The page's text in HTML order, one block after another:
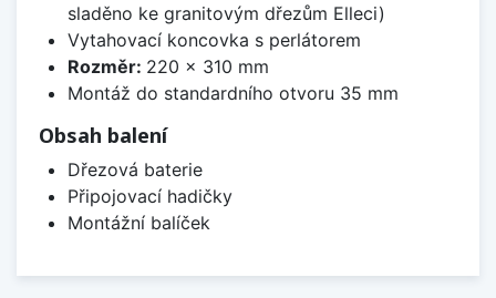
sladěno ke granitovým dřezům Elleci)
Vytahovací koncovka s perlátorem
Rozměr: 220 x 310 mm
Montáž do standardního otvoru 35 mm
Obsah balení
Dřezová baterie
Připojovací hadičky
Montážní balíček